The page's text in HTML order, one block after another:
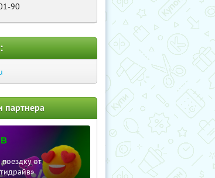
90
партнера
от